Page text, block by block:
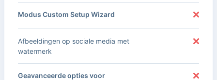
Modus Custom Setup Wizard
Afbeeldingen op sociale media met
watermerk
Geavanceerde opties voor